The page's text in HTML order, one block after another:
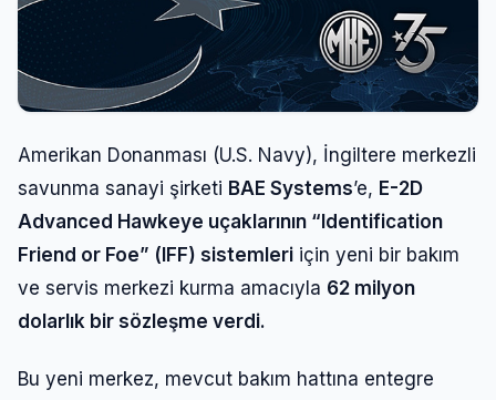
Amerikan Donanması (U.S. Navy), İngiltere merkezli
savunma sanayi şirketi BAE Systems’e, E-2D
Advanced Hawkeye uçaklarının “Identification
Friend or Foe” (IFF) sistemleri için yeni bir bakım
ve servis merkezi kurma amacıyla 62 milyon
dolarlık bir sözleşme verdi.
Bu yeni merkez, mevcut bakım hattına entegre